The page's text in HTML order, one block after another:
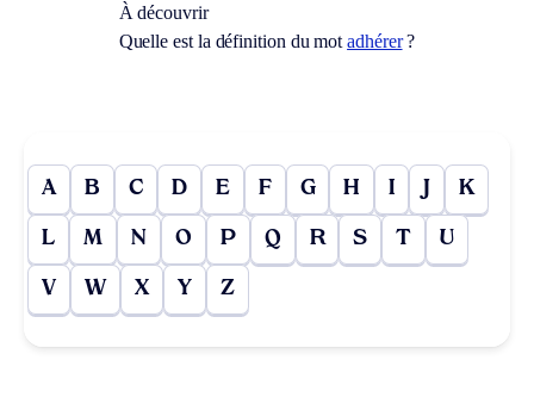
À découvrir
Quelle est la définition du motadhérer?
A B C D E F G H I J K
L M N O P Q R S T U
V W X Y Z